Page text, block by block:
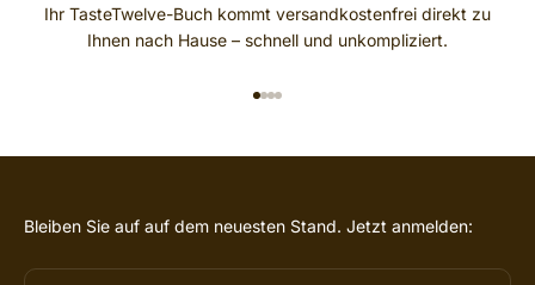
Ihr TasteTwelve-Buch kommt versandkostenfrei direkt zu
Ihnen nach Hause – schnell und unkompliziert.
Bleiben Sie auf auf dem neuesten Stand. Jetzt anmelden: